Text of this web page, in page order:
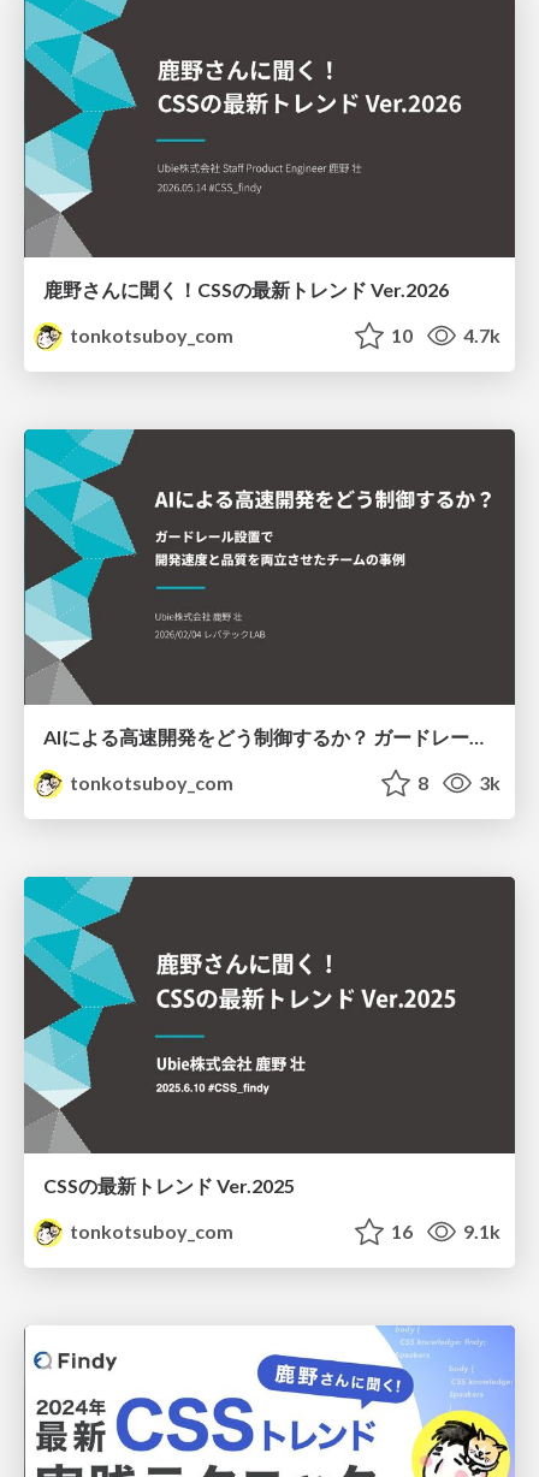
鹿野さんに聞く！CSSの最新トレンド Ver.2026
tonkotsuboy_com
10 4.7k
AIによる高速開発をどう制御するか？ ガードレール設置で開発速度と品質を両立させたチームの事例
tonkotsuboy_com
8 3k
CSSの最新トレンド Ver.2025
tonkotsuboy_com
16 9.1k